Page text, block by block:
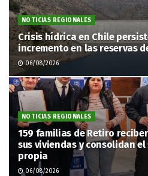
NOTICIAS REGIONALES
Crisis hídrica en Chile
incremento en las reservas
06/08/2026
NOTICIAS REGIONALES
159 familias de Retiro
sus viviendas y consolidan el
propia
06/08/2026